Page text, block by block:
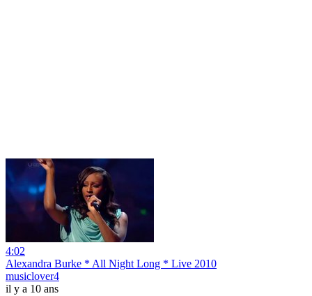
4:02
Alexandra Burke * All Night Long * Live 2010
musiclover4
il y a 10 ans